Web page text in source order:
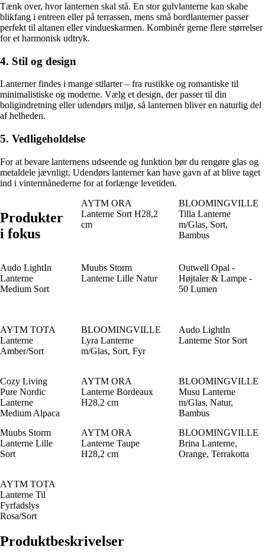
Tænk over, hvor lanternen skal stå. En stor gulvlanterne kan skabe
blikfang i entreen eller på terrassen, mens små bordlanterner passer
perfekt til altanen eller vindueskarmen. Kombinér gerne flere størrelser
for et harmonisk udtryk.
4. Stil og design
Lanterner findes i mange stilarter – fra rustikke og romantiske til
minimalistiske og moderne. Vælg et design, der passer til din
boligindretning eller udendørs miljø, så lanternen bliver en naturlig del
af helheden.
5. Vedligeholdelse
For at bevare lanternens udseende og funktion bør du rengøre glas og
metaldele jævnligt. Udendørs lanterner kan have gavn af at blive taget
ind i vintermånederne for at forlænge levetiden.
Produkter
i fokus
AYTM ORA
Lanterne Sort H28,2
cm
BLOOMINGVILLE
Tilla Lanterne
m/Glas, Sort,
Bambus
Audo LightIn
Lanterne
Medium Sort
Muubs Storm
Lanterne Lille Natur
Outwell Opal -
Højtaler & Lampe -
50 Lumen
AYTM TOTA
Lanterne
Amber/Sort
BLOOMINGVILLE
Lyra Lanterne
m/Glas, Sort, Fyr
Audo LightIn
Lanterne Stor Sort
Cozy Living
Pure Nordic
Lanterne
Medium Alpaca
AYTM ORA
Lanterne Bordeaux
H28,2 cm
BLOOMINGVILLE
Musu Lanterne
m/Glas, Natur,
Bambus
Muubs Storm
Lanterne Lille
Sort
AYTM ORA
Lanterne Taupe
H28,2 cm
BLOOMINGVILLE
Brina Lanterne,
Orange, Terrakotta
AYTM TOTA
Lanterne Til
Fyrfadslys
Rosa/Sort
Produktbeskrivelser